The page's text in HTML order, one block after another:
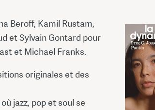
Beroff, Kamil Rustam,
et Sylvain Gontard pour
et Michael Franks.
originales et des
jazz, pop et soul se